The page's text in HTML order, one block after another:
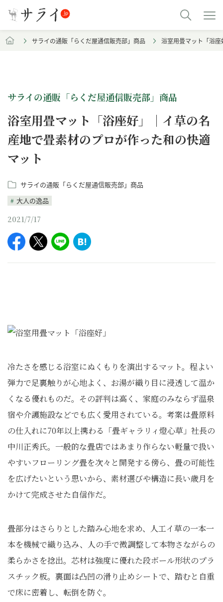
サライの通販「らくだ屋通信販売部」商品 浴室用畳マット「浴
サライの通販「らくだ屋通信販売部」商品
浴室用畳マット「浴座好」｜イ草の名
産地で畳素材のプロが作った和の快適
マット
サライの通販「らくだ屋通信販売部」商品
大人の逸品
2021/7/17
冷たさを感じる浴室にぬくもりを演出するマット。程よい
弾力で足裏触りが心地よく、お湯が織り目に浸透して温か
くなる優れものだ。その評判は高く、家庭のみならず温泉
宿や介護施設などでも広く愛用されている。考案は畳原料
の仕入れに70年以上携わる「畳ギャラリィ燈心草」社長の
中川正秀氏。一般的な畳店ではあまり作らない軽量で扱い
やすいフローリング畳を次々と開発する傍ら、畳の可能性
を広げたいという思いから、素材選びや構造に長い歳月を
かけて完成させた自信作だ。
畳部分はさらりとした踏み心地を求め、人工イ草の一本一
本を機械で織り込み、人の手で微調整して本物さながらの
柔らかさを捻出。芯材は強度に優れた段ボール形状のプラ
スチック板。裏面は凸凹の滑り止めシートで、踏むと自重
で床に密着し、転倒を防ぐ。